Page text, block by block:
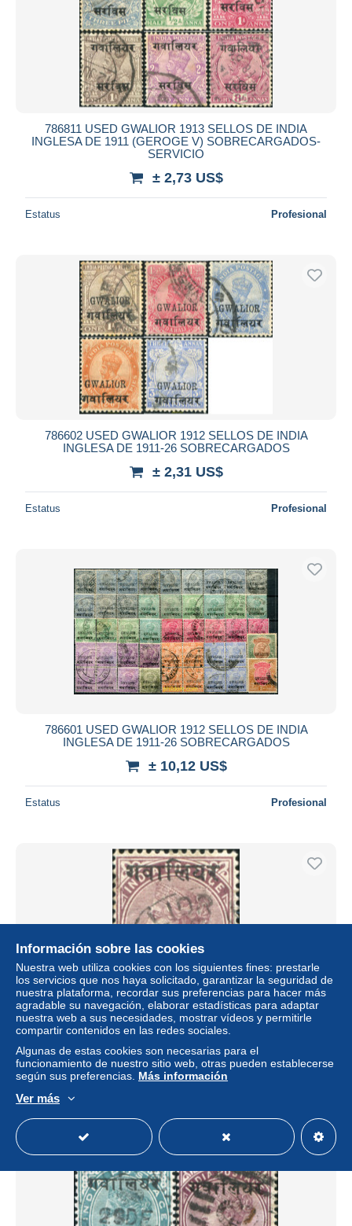
786811 USED GWALIOR 1913 SELLOS DE INDIA
INGLESA DE 1911 (GEROGE V) SOBRECARGADOS-
SERVICIO
± 2,73 US$
Estatus Profesional
786602 USED GWALIOR 1912 SELLOS DE INDIA
INGLESA DE 1911-26 SOBRECARGADOS
± 2,31 US$
Estatus Profesional
786601 USED GWALIOR 1912 SELLOS DE INDIA
INGLESA DE 1911-26 SOBRECARGADOS
± 10,12 US$
Estatus Profesional
786799 USED GWALIOR 1896 SELLOS DE INDIA
INGLESA DE 1882-1892 SOBRECARGADOS-SERVICIO
± 0,46 US$
Estatus
Información sobre las cookies
Nuestra web utiliza cookies con los siguientes fines: prestarle
los servicios que nos haya solicitado, garantizar la seguridad de
nuestra plataforma, recordar sus preferencias para hacer más
agradable su navegación, elaborar estadísticas para adaptar
nuestra web a sus necesidades, mostrar vídeos y permitirle
compartir contenidos en las redes sociales.
Algunas de estas cookies son necesarias para el
funcionamiento de nuestro sitio web, otras pueden establecerse
según sus preferencias. Más información
Ver más